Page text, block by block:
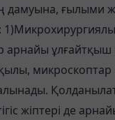
ғылыми
арнайы
микроскоптар
жіптері де